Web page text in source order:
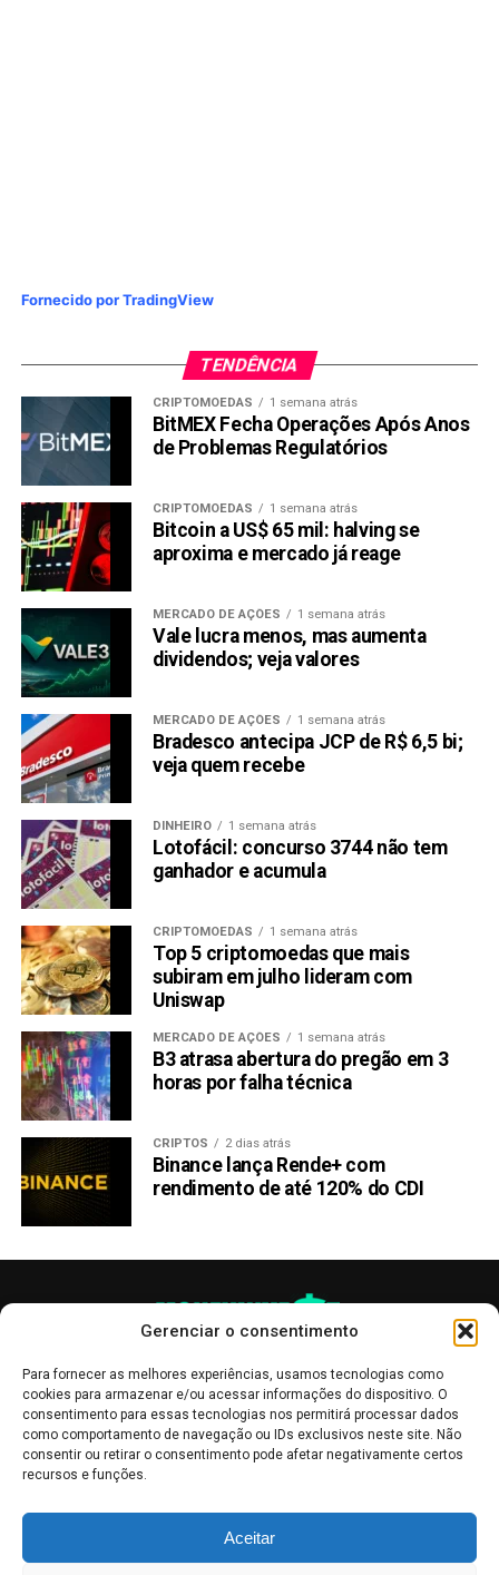
Gerenciar o consentimento
Para fornecer as melhores experiências, usamos tecnologias como
cookies para armazenar e/ou acessar informações do dispositivo. O
consentimento para essas tecnologias nos permitirá processar dados
como comportamento de navegação ou IDs exclusivos neste site. Não
consentir ou retirar o consentimento pode afetar negativamente certos
recursos e funções.
Aceitar
Fornecido por TradingView
TENDÊNCIA
CRIPTOMOEDAS 1 semana atrás
BitMEX Fecha Operações Após Anos
de Problemas Regulatórios
CRIPTOMOEDAS 1 semana atrás
Bitcoin a US$ 65 mil: halving se
aproxima e mercado já reage
MERCADO DE AÇÕES 1 semana atrás
Vale lucra menos, mas aumenta
dividendos; veja valores
MERCADO DE AÇÕES 1 semana atrás
Bradesco antecipa JCP de R$ 6,5 bi;
veja quem recebe
DINHEIRO 1 semana atrás
Lotofácil: concurso 3744 não tem
ganhador e acumula
CRIPTOMOEDAS 1 semana atrás
Top 5 criptomoedas que mais
subiram em julho lideram com
Uniswap
MERCADO DE AÇÕES 1 semana atrás
B3 atrasa abertura do pregão em 3
horas por falha técnica
CRIPTOS 2 dias atrás
Binance lança Rende+ com
rendimento de até 120% do CDI
informativo, servindo como boletins de divulgação, e não devem ser
interpretadas como recomendações de investimento.Leia mais